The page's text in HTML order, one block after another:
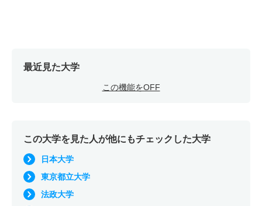
最近見た大学
この機能をOFF
この大学を見た人が他にもチェックした大学
日本大学
東京都立大学
法政大学